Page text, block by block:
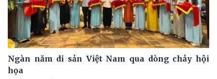
Ngàn năm di sản Việt Nam qua dòng chảy hội
họa